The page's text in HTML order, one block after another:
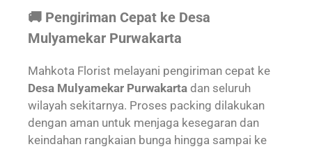
🚚 Pengiriman Cepat ke Desa
Mulyamekar Purwakarta
Mahkota Florist melayani pengiriman cepat ke
Desa Mulyamekar Purwakarta dan seluruh
wilayah sekitarnya. Proses packing dilakukan
dengan aman untuk menjaga kesegaran dan
keindahan rangkaian bunga hingga sampai ke